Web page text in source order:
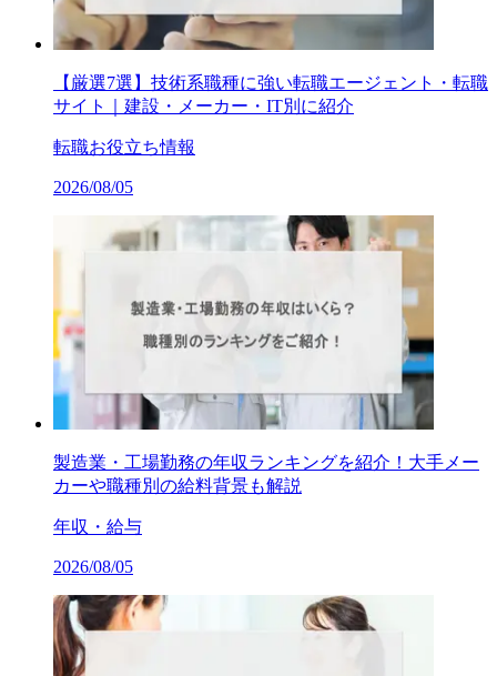
【厳選7選】技術系職種に強い転職エージェント・転職
サイト｜建設・メーカー・IT別に紹介
転職お役立ち情報
2026/08/05
製造業・工場勤務の年収ランキングを紹介！大手メー
カーや職種別の給料背景も解説
年収・給与
2026/08/05